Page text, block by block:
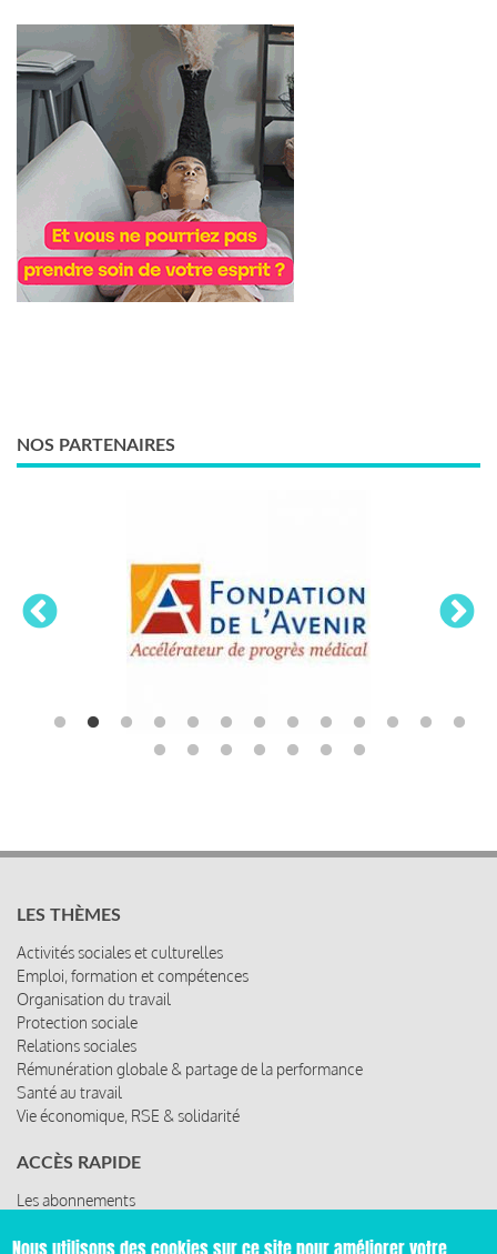
NOS PARTENAIRES
LES THÈMES
Activités sociales et culturelles
Emploi, formation et compétences
Organisation du travail
Protection sociale
Relations sociales
Rémunération globale & partage de la performance
Santé au travail
Vie économique, RSE & solidarité
ACCÈS RAPIDE
Les abonnements
Les ressources